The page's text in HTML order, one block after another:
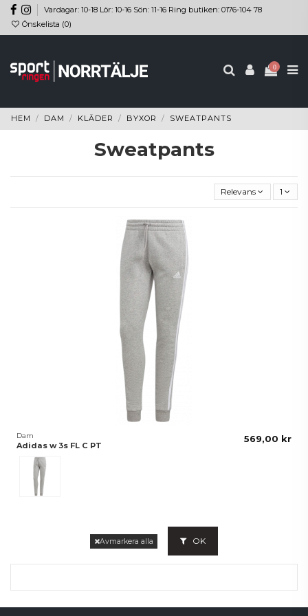
Vardagar: 10-18 Lör: 10-16 Sön: 11-16 Ring butiken: 0176-104 78
Önskelista (0)
0
HEM DAM KLÄDER BYXOR SWEATPANTS
Sweatpants
Relevans 1
Dam
Adidas w 3s FL C PT
Grå
569,00 kr
Avmarkera alla OK